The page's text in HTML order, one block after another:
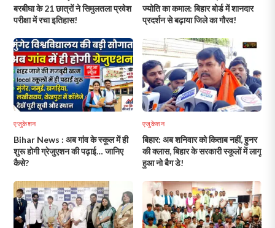
बरबीघा के 21 छात्रों ने सिमुलतला प्रवेश
परीक्षा में रचा इतिहास!
ज्योति का कमाल: बिहार बोर्ड में शानदार
प्रदर्शन से बढ़ाया जिले का गौरव!
एजुकेशन
Bihar News : अब गांव के स्कूल में ही
शुरू होगी ग्रेजुएशन की पढ़ाई… जानिए
कैसे?
एजुकेशन
बिहार: अब शनिवार को किताब नहीं, हुनर
की क्लास, बिहार के सरकारी स्कूलों में लागू
हुआ नो बैग डे!